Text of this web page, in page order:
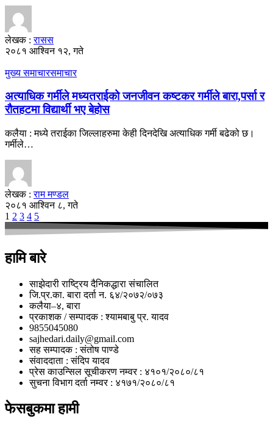
लेखक : रासस
२०८१ आश्विन १२, गते
मुख्य समाचारसमाचार
अत्याधिक गर्मीले मध्यतराईको जनजीवन कष्टकर गर्मीले बारा,पर्सा र
रौतहटमा विद्यार्थी भए बेहोस
कलैया : मध्ये तराईका जिल्लाहरुमा केही दिनदेखि अत्याधिक गर्मी बढेको छ।
गर्मीले…
लेखक : राम मण्डल
२०८१ आश्विन ८, गते
1 2 3 4 5
हामि बारे
साझेदारी राष्ट्रिय दैनिकद्धारा संचालित
जि.प्र.का. बारा दर्ता न. ६४/२०७२/०७३
कलैया–४, बारा
प्रकाशक / सम्पादक : श्यामबाबु प्र. यादव
9855045080
sajhedari.daily@gmail.com
सह सम्पादक : संतोष पाण्डे
संवाददाता : संदिप यादव
प्रेस काउन्सिल सूचीकरण नम्वर : ४१०१/२०८०/८१
सुचना विभाग दर्ता नम्वर : ४१७१/२०८०/८१
फेसबुकमा हामी